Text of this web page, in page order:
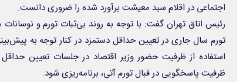
اجتماعی در اقلام سبد معیشت برآورد شده را ضروری دانست.
رئیس اتاق تهران گفت: با توجه به روند بی‌ثبات تورم و
تورم سال جاری در تعیین حداقل دستمزد در کنار توجه به
استفاده از ظرفیت حضور وزیر اقتصاد در جلسات تعیین
ظرفیت پاسخگویی در قبال تورم آتی، برنامه‌ریزی شود.